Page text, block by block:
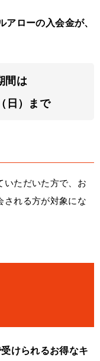
ローの入会金が、
間は
日）まで
いただいた方で、お
される方が対象にな
けられるお得なキ